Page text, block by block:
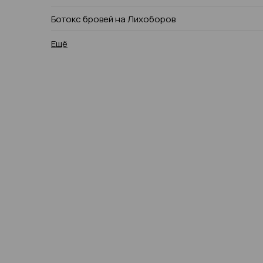
Ботокс бровей на Лихоборов
Ещё